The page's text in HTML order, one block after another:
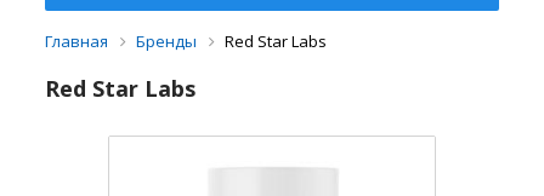
Главная Бренды Red Star Labs
Red Star Labs